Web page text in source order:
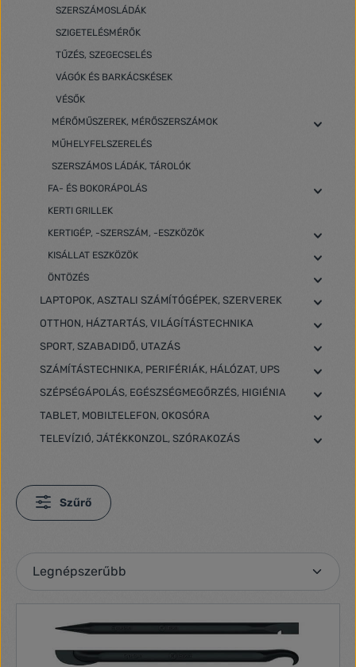
SZERSZÁMOSLÁDÁK
SZIGETELÉSMÉRŐK
TŰZÉS, SZEGECSELÉS
VÁGÓK ÉS BARKÁCSKÉSEK
VÉSŐK
MÉRŐMŰSZEREK, MÉRŐSZERSZÁMOK
MŰHELYFELSZERELÉS
SZERSZÁMOS LÁDÁK, TÁROLÓK
FA- ÉS BOKORÁPOLÁS
KERTI GRILLEK
KERTIGÉP, -SZERSZÁM, -ESZKÖZÖK
KISÁLLAT ESZKÖZÖK
ÖNTÖZÉS
LAPTOPOK, ASZTALI SZÁMÍTÓGÉPEK, SZERVEREK
OTTHON, HÁZTARTÁS, VILÁGÍTÁSTECHNIKA
SPORT, SZABADIDŐ, UTAZÁS
SZÁMÍTÁSTECHNIKA, PERIFÉRIÁK, HÁLÓZAT, UPS
SZÉPSÉGÁPOLÁS, EGÉSZSÉGMEGŐRZÉS, HIGIÉNIA
TABLET, MOBILTELEFON, OKOSÓRA
TELEVÍZIÓ, JÁTÉKKONZOL, SZÓRAKOZÁS
Szűrő